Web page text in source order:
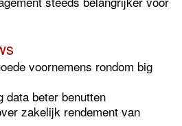
voornemens rondom big
data beter benutten
zakelijk rendement van